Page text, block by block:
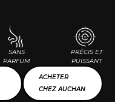
SANS
PARFUM
PRÉCIS ET
PUISSANT
ACHETER
CHEZ AUCHAN